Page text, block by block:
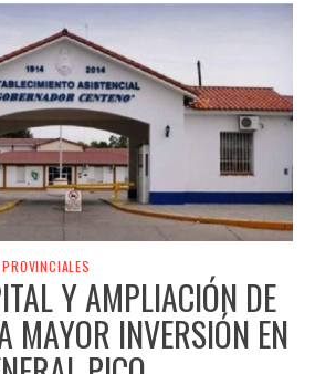
PROVINCIALES
Y AMPLIACIÓN DE
MAYOR INVERSIÓN EN